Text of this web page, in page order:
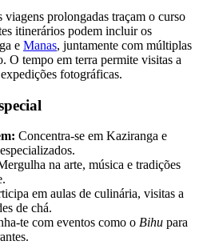
viagens prolongadas traçam o curso
itinerários podem incluir os
e Manas, juntamente com múltiplas
O tempo em terra permite visitas a
fotográficas.
Concentra-se em Kaziranga e
na arte, música e tradições
em aulas de culinária, visitas a
de chá.
te com eventos como o Bihu para